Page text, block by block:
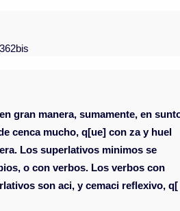
gran manera, sumamente, en
cenca mucho, q[ue] con za y huel
Los superlativos minimos se
o con verbos. Los verbos con
son aci, y cemaci reflexivo, q[